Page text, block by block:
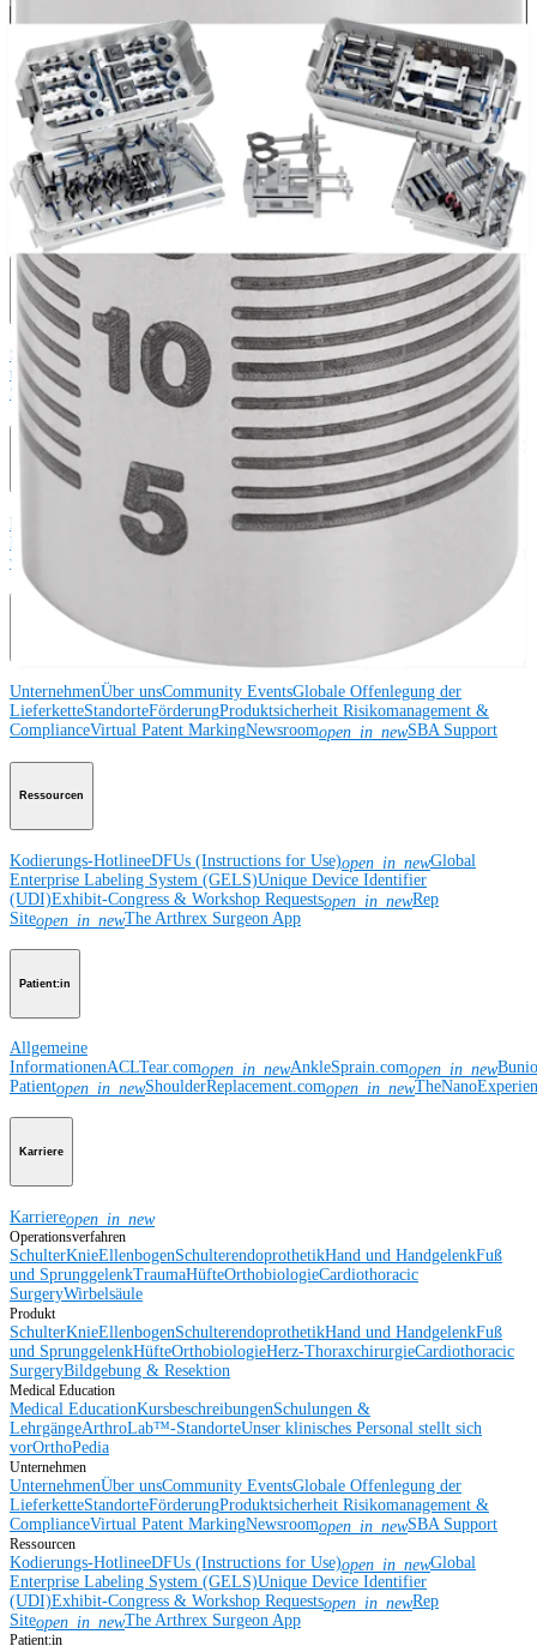
Operationsverfahren
SchulterKnieEllenbogen SchulterendoprothetikHand und HandgelenkFuß
und SprunggelenkTraumaHüfte OrthobiologieCardiothoracic
SurgeryWirbelsäule
Produkt
SchulterKnie Ellenbogen SchulterendoprothetikHand und HandgelenkFuß
und Sprunggelenk
Hüfte OrthobiologieHerz-ThoraxchirurgieCardiothoracic
SurgeryBildgebung & Resektion
Medical Education
Medical EducationKursbeschreibungenSchulungen &
Lehrgänge
ArthroLab™-Standorte
vor
Unternehmen
UnternehmenÜber unsCommunity EventsGlobale Offenlegung der
LieferketteStandorteFörderungProduktsicherheit Risikomanagement &
ComplianceVirtual Patent MarkingNewsroomopen_in_newSBA Support
Ressourcen
Kodierungs-HotlineeDFUs (Instructions for Use)open_in_newGlobal
Enterprise Labeling System (GELS)Unique Device Identifier
(UDI)Exhibit-Congress & Workshop Requestsopen_in_newRep
Siteopen_in_newThe Arthrex Surgeon App
Patient:in
Allgemeine
InformationenACLTear.comopen_in_newAnkleSprain.comopen_in_new
Patientopen_in_newShoulderReplacement.comopen_in_new
Karriere
Karriereopen_in_new
Operationsverfahren
SchulterKnieEllenbogenSchulterendoprothetikHand und HandgelenkFuß
und SprunggelenkTraumaHüfteOrthobiologieCardiothoracic
SurgeryWirbelsäule
Produkt
SchulterKnieEllenbogenSchulterendoprothetikHand und HandgelenkFuß
und SprunggelenkHüfteOrthobiologieHerz-ThoraxchirurgieCardiothoracic
SurgeryBildgebung & Resektion
Medical Education
Medical EducationKursbeschreibungenSchulungen &
LehrgängeArthroLab™-StandorteUnser klinisches Personal stellt sich
vorOrthoPedia
Unternehmen
UnternehmenÜber unsCommunity EventsGlobale Offenlegung der
LieferketteStandorteFörderungProduktsicherheit Risikomanagement &
ComplianceVirtual Patent MarkingNewsroomopen_in_newSBA Support
Ressourcen
Kodierungs-HotlineeDFUs (Instructions for Use)open_in_newGlobal
Enterprise Labeling System (GELS)Unique Device Identifier
(UDI)Exhibit-Congress & Workshop Requestsopen_in_newRep
Siteopen_in_newThe Arthrex Surgeon App
Patient:in